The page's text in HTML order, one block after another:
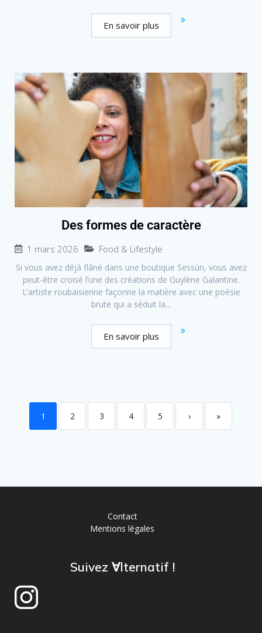
En savoir plus
Des formes de caractère
1 mars 2026 Food & Lifestyle
Si vous avez déjà flâné dans une boutique Sessùn, vous avez
peut-être croisé l’une des créations de Guylène Galantine.
L’artiste roubaisienne façonne la matière avec une poésie
brute qui a séduit la...
En savoir plus
1 2 3 4 5 › »
Contact
Mentions légales
Suivez ∀lternatif !